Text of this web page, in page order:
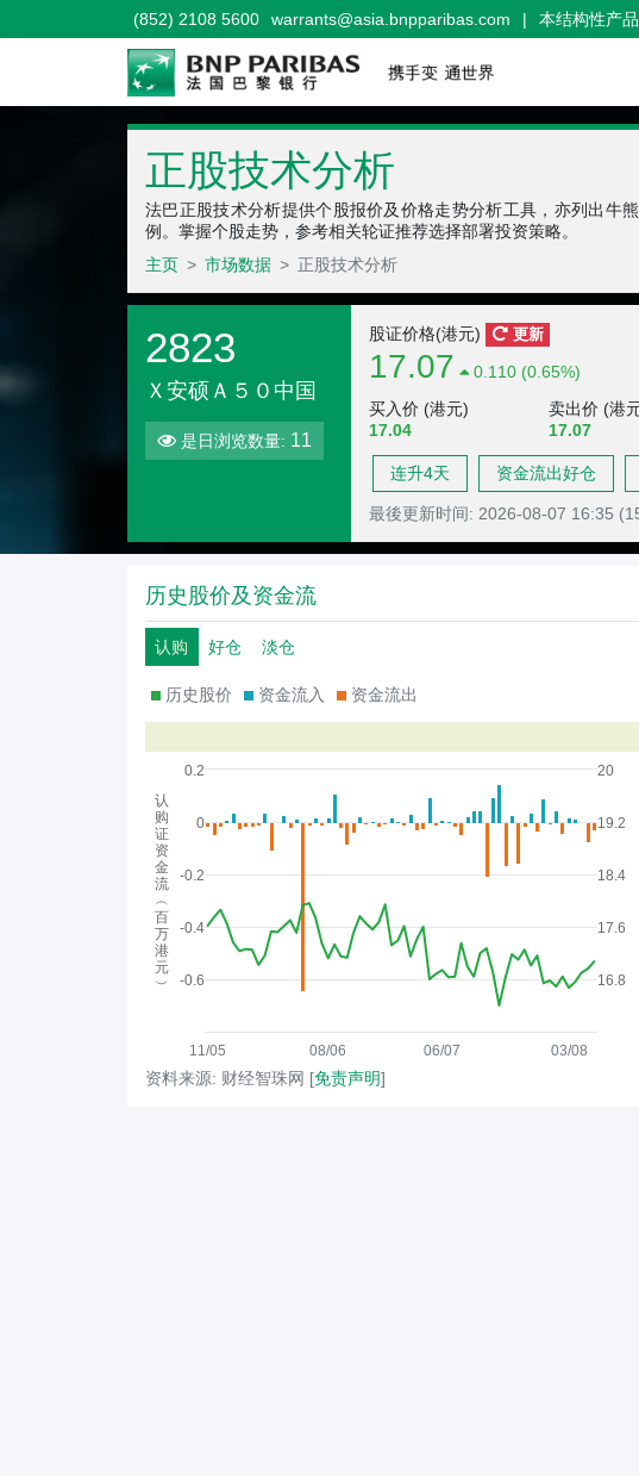
(852) 2108 5600 warrants@asia.bnpparibas.com | 本结构性产
正股技术分析
法巴正股技术分析提供个股报价及价格走势分析工具，亦列出牛
例。掌握个股走势，参考相关轮证推荐选择部署投资策略。
主页
市场数据 正股技术分析
2823
Ｘ安硕Ａ５０中国
是日浏览数量: 11
股证价格(港元) 更新
17.07
0.110 (0.65%)
买入价 (港元)
17.04
卖出价 (港
17.07
连升4天 资金流出好仓
最後更新时间: 2026-08-07 16:35
历史股价及资金流
认购 好仓 淡仓
历史股价 资金流入 资金流出
11/05 08/06 06/07 03/08
-0.6
-0.4
-0.2
0
0.2
16.8
17.6
18.4
19.2
20
认
购
证
资
金
流
︵
百
万
港
元
︶
资料来源: 财经智珠网 [免责声明]